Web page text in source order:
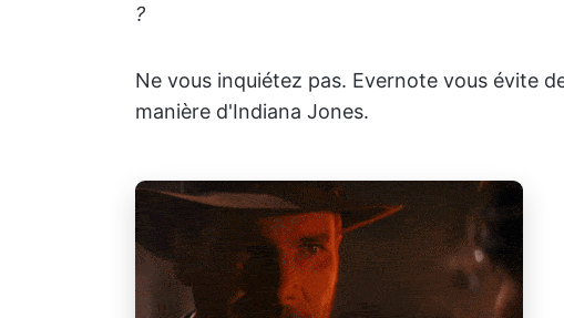
?
Ne vous inquiétez pas. Evernote vous évite
manière d'Indiana Jones.